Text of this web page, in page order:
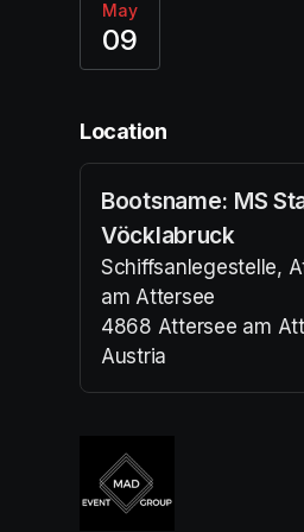
May
09
Location
Bootsname: MS
Vöcklabruck
Schiffsanlegestelle,
am Attersee
4868 Attersee am
Austria